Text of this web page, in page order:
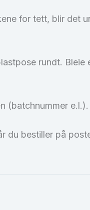
for tett, blir det
rundt.
(batchnummer e.l.).
du bestiller på